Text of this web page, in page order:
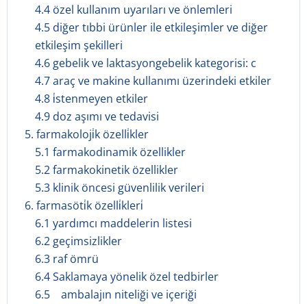
4.4 özel kullanım uyarıları ve önlemleri
4.5 diğer tıbbi ürünler ile etkileşimler ve diğer
etkileşim şekilleri
4.6 gebelik ve laktasyongebelik kategorisi: c
4.7 araç ve makine kullanımı üzerindeki etkiler
4.8 i̇stenmeyen etkiler
4.9 doz aşımı ve tedavisi
5. farmakoloji̇k özelli̇kler
5.1 farmakodinamik özellikler
5.2 farmakokinetik özellikler
5.3 klinik öncesi güvenlilik verileri
6. farmasöti̇k özelli̇kleri̇
6.1 yardımcı maddelerin listesi
6.2 geçimsizlikler
6.3 raf ömrü
6.4 Saklamaya yönelik özel tedbirler
6.5 ambalajın niteliği ve içeriği